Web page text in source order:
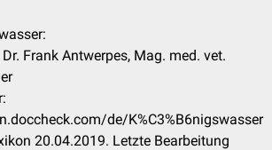
Frank Antwerpes, Mag. med. vet.
de/K%C3%B6nigswasser
20.04.2019. Letzte Bearbeitung